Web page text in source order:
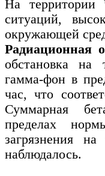
На территории
ситуаций,
окружающей
Радиационная
обстановка на
гамма-фон в
час, что
Суммарная
пределах
загрязнения
наблюдалось.